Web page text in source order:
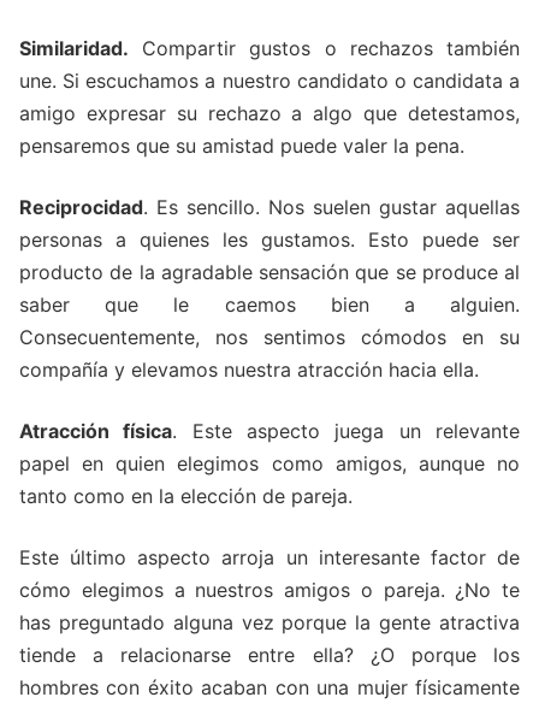
Similaridad. Compartir gustos o rechazos también
une. Si escuchamos a nuestro candidato o candidata a
amigo expresar su rechazo a algo que detestamos,
pensaremos que su amistad puede valer la pena.
Reciprocidad. Es sencillo. Nos suelen gustar aquellas
personas a quienes les gustamos. Esto puede ser
producto de la agradable sensación que se produce al
saber que le caemos bien a alguien.
Consecuentemente, nos sentimos cómodos en su
compañía y elevamos nuestra atracción hacia ella.
Atracción física. Este aspecto juega un relevante
papel en quien elegimos como amigos, aunque no
tanto como en la elección de pareja.
Este último aspecto arroja un interesante factor de
cómo elegimos a nuestros amigos o pareja. ¿No te
has preguntado alguna vez porque la gente atractiva
tiende a relacionarse entre ella? ¿O porque los
hombres con éxito acaban con una mujer físicamente